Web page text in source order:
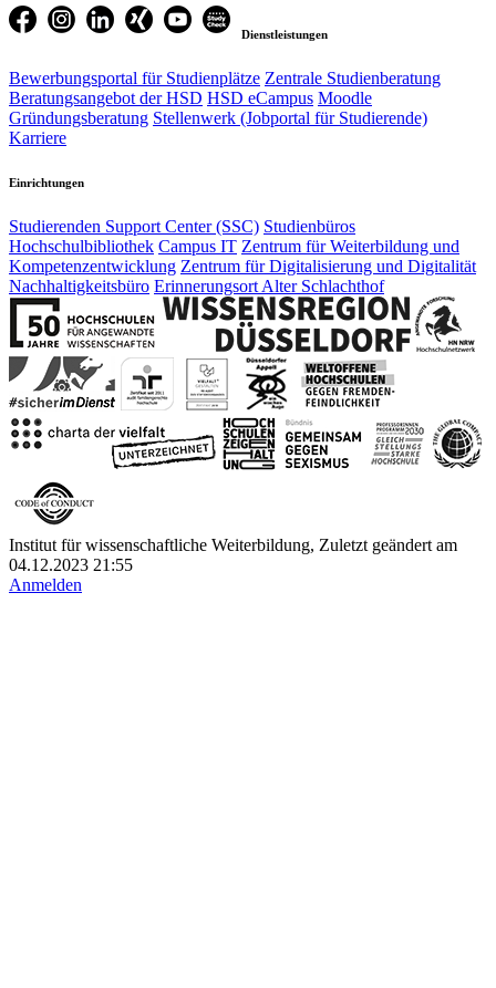
Dienstleistungen
Bewerbungsportal für Studienplätze Zentrale Studienberatung
Beratungsangebot der HSD HSD eCampus Moodle
Gründungsberatung Stellenwerk (Jobportal für Studierende)
Karriere
Einrichtungen
Studierenden Support Center (SSC) Studienbüros
Hochschulbibliothek Campus IT Zentrum für Weiterbildung und
Kompetenzentwicklung Zentrum für Digitalisierung und Digitalität
Nachhaltigkeitsbüro Erinnerungsort Alter Schlachthof
Institut für wissenschaftliche Weiterbildung, Zuletzt geändert am
04.12.2023 21:55
Anmelden